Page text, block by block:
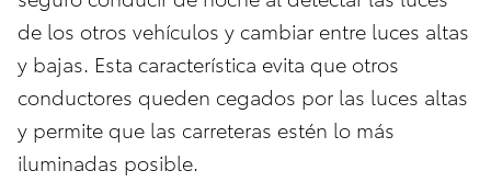
de los otros vehículos y cambiar entre luces altas
y bajas. Esta característica evita que otros
conductores queden cegados por las luces altas
y permite que las carreteras estén lo más
iluminadas posible.